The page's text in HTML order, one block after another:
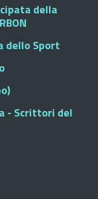
della
dello Sport
- Scrittori del